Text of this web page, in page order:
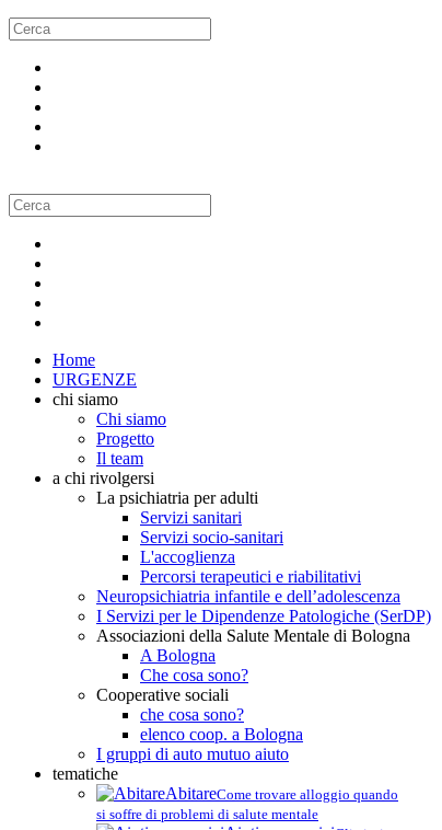
Home
URGENZE
chi siamo
Chi siamo
Progetto
Il team
a chi rivolgersi
La psichiatria per adulti
Servizi sanitari
Servizi socio-sanitari
L'accoglienza
Percorsi terapeutici e riabilitativi
Neuropsichiatria infantile e dell’adolescenza
I Servizi per le Dipendenze Patologiche (SerDP)
Associazioni della Salute Mentale di Bologna
A Bologna
Che cosa sono?
Cooperative sociali
che cosa sono?
elenco coop. a Bologna
I gruppi di auto mutuo aiuto
tematiche
AbitareCome trovare alloggio quando
si soffre di problemi di salute mentale